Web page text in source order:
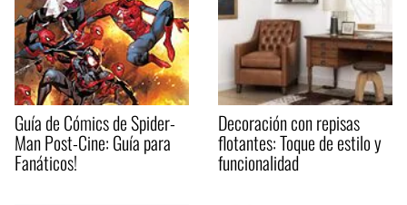
Guía de Cómics de Spider-
Man Post-Cine: Guía para
Fanáticos!
Decoración con repisas
flotantes: Toque de estilo y
funcionalidad